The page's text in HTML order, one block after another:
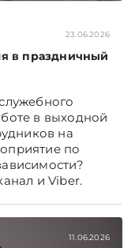
23.06.2026
в праздничный
в выходной
на
по
и Viber.
11.06.2026